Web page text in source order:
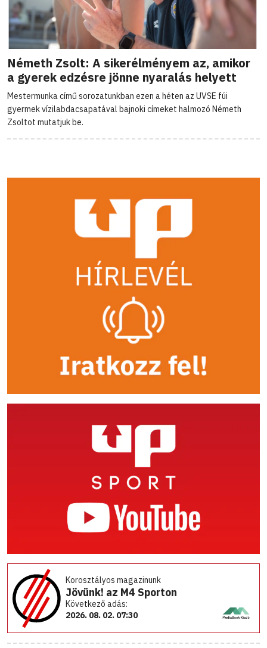
Németh Zsolt: A sikerélményem az, amikor
a gyerek edzésre jönne nyaralás helyett
Mestermunka című sorozatunkban ezen a héten az UVSE fúi
gyermek vízilabdacsapatával bajnoki címeket halmozó Németh
Zsoltot mutatjuk be.
Korosztályos magazinunk
Jövünk! az M4 Sporton
Következő adás:
2026. 08. 02. 07:30